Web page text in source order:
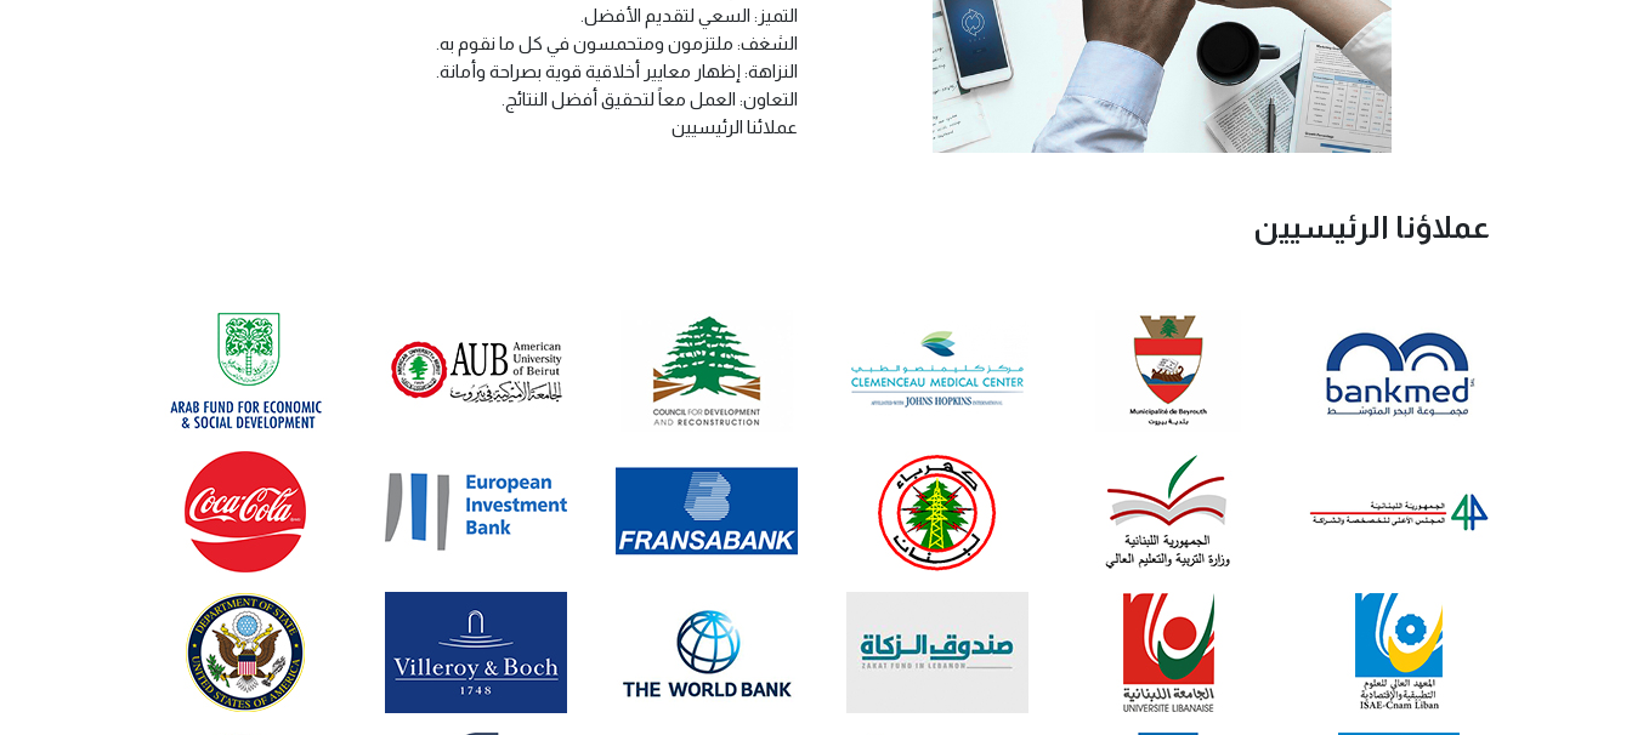
التميز: السعي لتقديم الأفضل.
الشغف: ملتزمون ومتحمسون في كل ما نقوم به.
النزاهة: إظهار معايير أخلاقية قوية بصراحة وأمانة.
التعاون: العمل معاً لتحقيق أفضل النتائج.
عملائنا الرئيسيين
عملاؤنا الرئيسيين